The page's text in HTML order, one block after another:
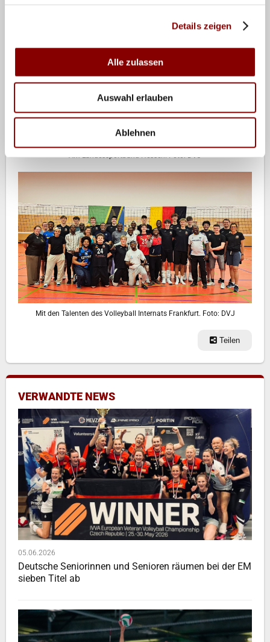
Details zeigen
Alle zulassen
Auswahl erlauben
Ablehnen
Am Landessportbund Hessen. Foto: DVJ
Mit den Talenten des Volleyball Internats Frankfurt. Foto: DVJ
Teilen
VERWANDTE NEWS
05.06.2026
Deutsche Seniorinnen und Senioren räumen bei der EM
sieben Titel ab